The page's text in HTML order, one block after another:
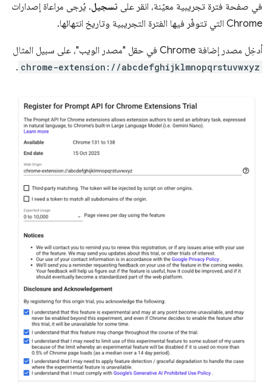
في صفحة فترة تجريبية معيّنة، انقر على تسجيل. يُرجى مراعاة إصدارات
Chrome التي تتوفّر فيها الفترة التجريبية وتاريخ انتهائها.
أدخِل مصدر إضافة Chrome في حقل "مصدر الويب"، على سبيل المثال
chrome-extension://abcdefghijklmnopqrstuvwxyz
.